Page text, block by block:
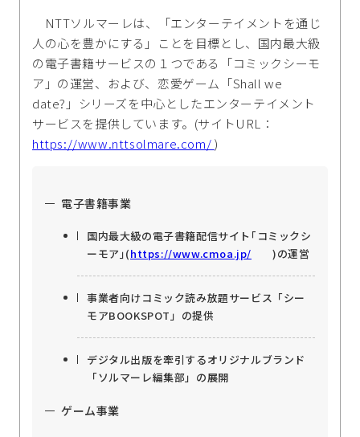
NTTソルマーレは、「エンターテイメントを通じ
人の心を豊かにする」ことを目標とし、国内最大級
の電子書籍サービスの１つである「コミックシーモ
ア」の運営、および、恋愛ゲーム「Shall we
date?」シリーズを中心としたエンターテイメント
サービスを提供しています。(サイトURL：
https://www.nttsolmare.com/)
電子書籍事業
国内最大級の電子書籍配信サイト｢コミックシ
ーモア｣(https://www.cmoa.jp/ )の運営
事業者向けコミック読み放題サービス「シー
モアBOOKSPOT」の提供
デジタル出版を牽引するオリジナルブランド
「ソルマーレ編集部」の展開
ゲーム事業